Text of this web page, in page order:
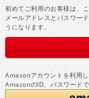
初めてご利用のお客様は、
メールアドレスとパスワー
うになります。
Amazonアカウントを利用
AmazonのID、パスワード